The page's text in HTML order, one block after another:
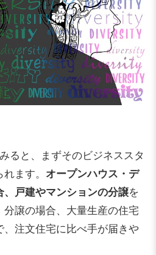
ると、まずそのビジネススタ
ます。 オープンハウス・デ
、戸建やマンションの分譲を
譲の場合、大量生産の住宅
注文住宅に比べ手が届きや